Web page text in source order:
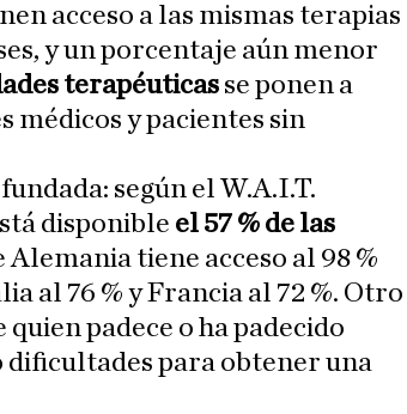
acceso a las mismas terapias
y un porcentaje aún menor
terapéuticas se ponen a
médicos y pacientes sin
según el W.A.I.T.
disponible el 57 % de las
Alemania tiene acceso al 98 %
al 76 % y Francia al 72 %. Otro
padece o ha padecido
para obtener una